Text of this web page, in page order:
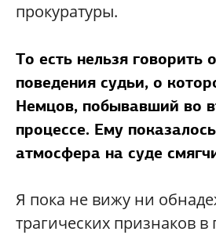
прокуратуры.
То есть нельзя говорить
поведения судьи, о
Немцов, побывавший во
процессе. Ему
атмосфера на суде
Я пока не вижу ни
трагических признаков